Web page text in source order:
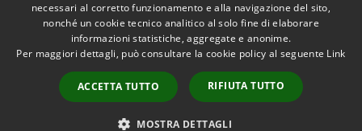
Accessibilità Privacy Cookie
Mappa del sito
Copyright © 2026 • Comune di San Vitaliano • Powered byMunicipium
•Accesso redazione
necessari al corretto funzionamento e alla navigazione del sito,
nonché un cookie tecnico analitico al solo fine di elaborare
informazioni statistiche, aggregate e anonime.
Per maggiori dettagli, può consultare la cookie policy al seguente Link
ACCETTA TUTTO RIFIUTA TUTTO
MOSTRA DETTAGLI